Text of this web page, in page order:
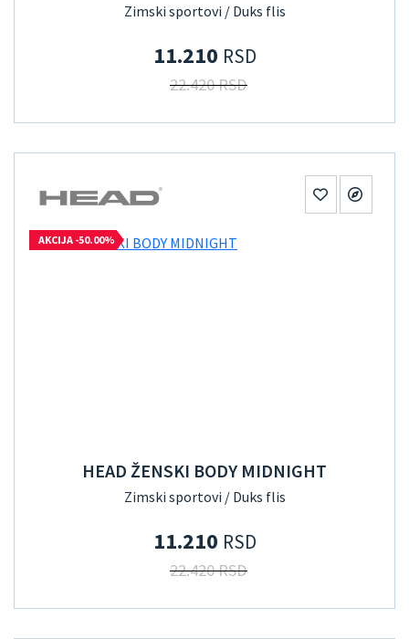
Zimski sportovi / Duks flis
11.210 RSD
22.420 RSD
AKCIJA -50.00%
HEAD ŽENSKI BODY MIDNIGHT
Zimski sportovi / Duks flis
11.210 RSD
22.420 RSD